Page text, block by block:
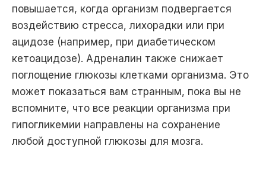
повышается, когда организм подвергается
воздействию стресса, лихорадки или при
ацидозе (например, при диабетическом
кетоацидозе). Адреналин также снижает
поглощение глюкозы клетками организма. Это
может показаться вам странным, пока вы не
вспомните, что все реакции организма при
гипогликемии направлены на сохранение
любой доступной глюкозы для мозга.